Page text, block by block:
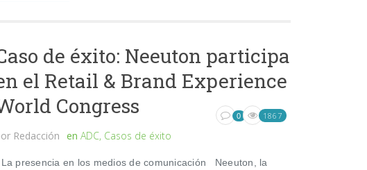
de éxito: Neeuton participa
el Retail & Brand Experience
Congress
Redacción en ADC, Casos de éxito
0 1867
La presencia en los medios de comunicación Neeuton, la